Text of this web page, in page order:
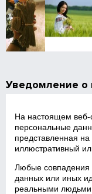
Уведомление о
На настоящем
персональные
представленная
иллюстративный
Любые совпадения
данных или иных
реальными